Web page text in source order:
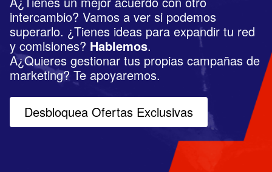
intercambio? Vamos a ver si podemos
superarlo. ¿Tienes ideas para expandir tu red
y comisiones? Hablemos.
A¿Quieres gestionar tus propias campañas de
marketing? Te apoyaremos.
Desbloquea Ofertas Exclusivas